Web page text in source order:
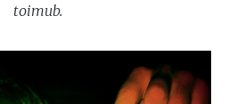
toimub.